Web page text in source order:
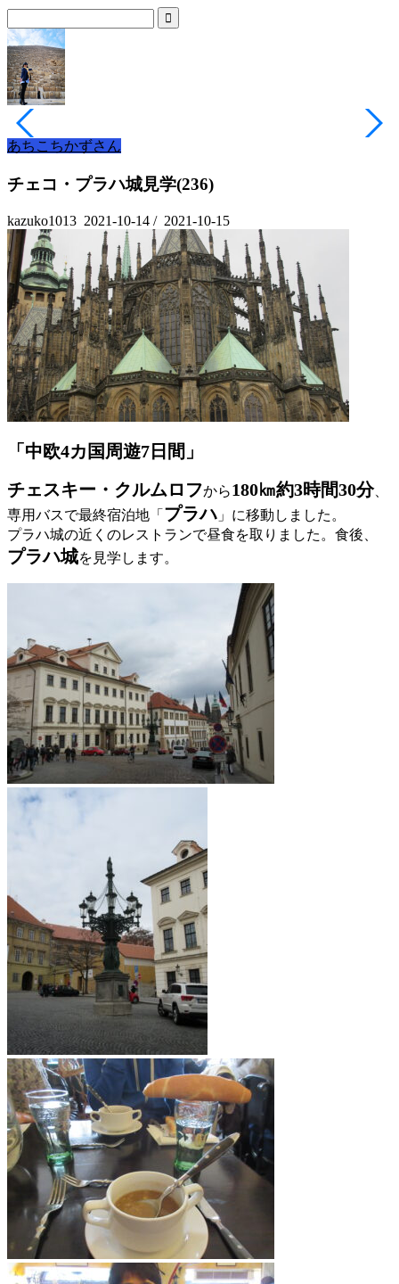
あちこちかずさん
チェコ・プラハ城見学(236)
kazuko1013 2021-10-14 / 2021-10-15
「中欧4カ国周遊7日間」
チェスキー・クルムロフから180㎞約3時間30分、
専用バスで最終宿泊地「 プラハ 」に移動しました。
プラハ城の近くのレストランで昼食を取りました。食後、
プラハ城を見学します。